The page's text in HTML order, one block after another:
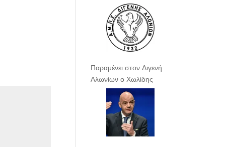
Παραμένει στον Διγενή
Αλωνίων ο Χωλίδης